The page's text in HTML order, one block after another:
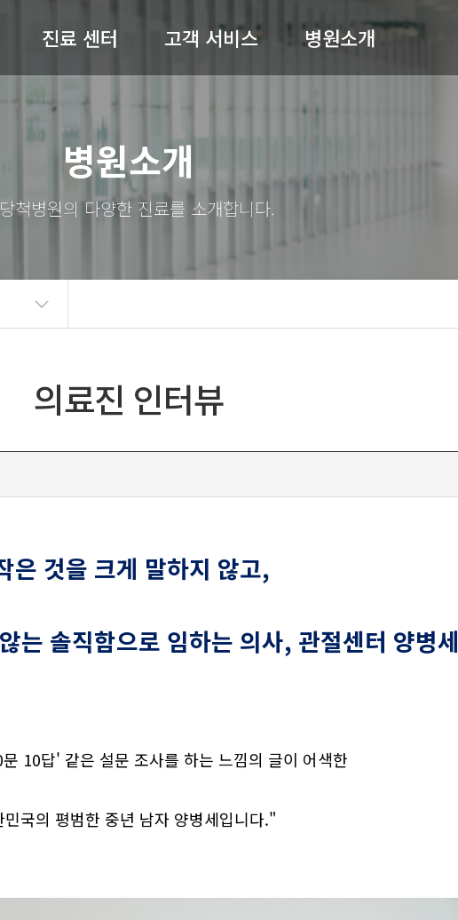
진료 센터
척추센터
관절센터
고객 서비스
전문의 상담
온라인예약
고객의 소리
뉴스레터
병원소개
병원장 인사말
척병원 스토리
병원소개
의료진 인터뷰
은 것을 크게 말하지 않고,
는 솔직함으로 임하는 의사, 관절센터 양병세
10답' 같은 설문 조사를 하는 느낌의 글이 어색한
민국의 평범한 중년 남자 양병세입니다."